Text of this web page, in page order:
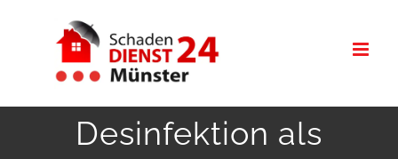
Desinfektion als